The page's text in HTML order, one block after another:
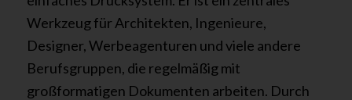
Werkzeug für Architekten, Ingenieure,
Designer, Werbeagenturen und viele andere
Berufsgruppen, die regelmäßig mit
großformatigen Dokumenten arbeiten. Durch